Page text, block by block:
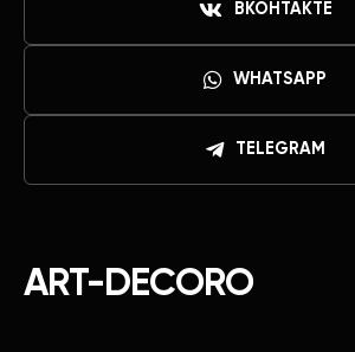
ART-DECORO
ВКОНТАКТЕ
WHATSAPP
TELEGRAM